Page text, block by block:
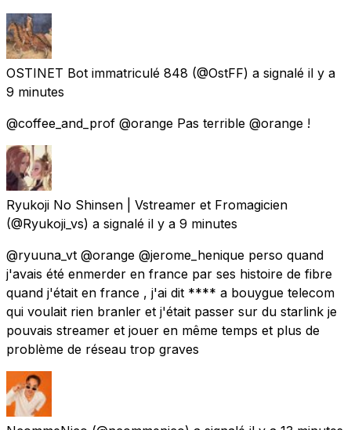
OSTINET Bot immatriculé 848 (@OstFF) a signalé il y a
9 minutes
@coffee_and_prof @orange Pas terrible @orange !
Ryukoji No Shinsen | Vstreamer et Fromagicien
(@Ryukoji_vs) a signalé il y a 9 minutes
@ryuuna_vt @orange @jerome_henique perso quand
j'avais été enmerder en france par ses histoire de fibre
quand j'était en france , j'ai dit **** a bouygue telecom
qui voulait rien branler et j'était passer sur du starlink je
pouvais streamer et jouer en même temps et plus de
problème de réseau trop graves